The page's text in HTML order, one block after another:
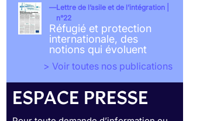
Lettre de l’asile et de l’intégration |
n°22
Réfugié et protection
internationale, des
notions qui évoluent
> Voir toutes nos publications
ESPACE PRESSE